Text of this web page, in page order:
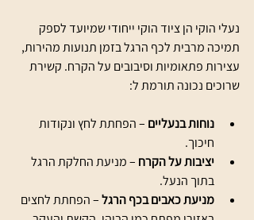
נעלי הוקי הן ציוד הוקי ייחודי שמיועד לספק
תמיכה מרבית לכף הרגל בזמן תנועות מהירות,
עצירות פתאומיות וסיבובים על הקרח. קשירת
שרוכים נכונה תורמת ל:
נוחות בנעליים – הפחתת לחץ ונקודות
חיכוך.
יציבות על הקרח – מניעת החלקת הרגל
בתוך הנעל.
מניעת כאבים בכף הרגל – הפחתת לחצים